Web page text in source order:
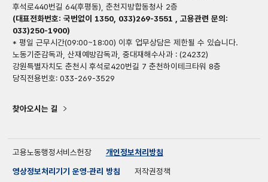
후석로440번길 64(후평동), 춘천지방합동청사 2층
(대표전화번호: 국번없이 1350, 033)269-3551 , 고용관련 문의:
033)250-1900)
* 평일 근무시간(09:00~18:00) 이후 업무상담은 제한될 수 있습니다.
노동기준감독과, 산재예방감독과, 중대재해수사과 : (24232)
강원특별자치도 춘천시 후석로420번길 7 춘천하이테크타워 8층
당직전용번호: 033-269-3529
찾아오시는 길
고용노동행정서비스헌장
개인정보처리방침
영상정보처리기기 운영·관리 방침
저작권정책